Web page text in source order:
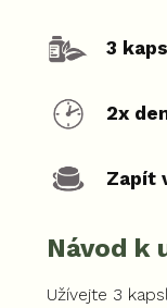
3
2x
Zapít
Návod k
Užívejte 3